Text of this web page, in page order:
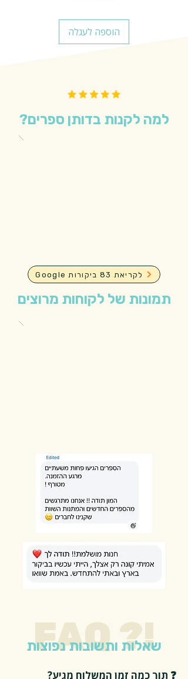
הוספה לעגלה
למה לקנות בדותן ספרים?
Google לקריאת 83 ביקורות
תמונות של לקוחות מרוצים
FAQ ?!
שאלות ותשובות נפוצות
❓ תוך כמה זמן המשלוח מגיע?